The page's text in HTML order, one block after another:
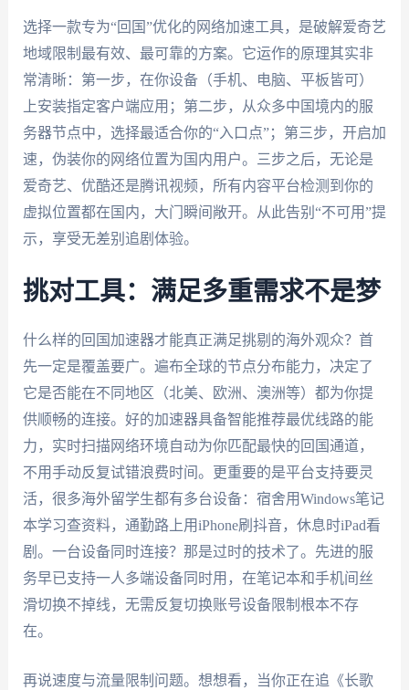
选择一款专为“回国”优化的网络加速工具，是破解爱奇艺
地域限制最有效、最可靠的方案。它运作的原理其实非
常清晰：第一步，在你设备（手机、电脑、平板皆可）
上安装指定客户端应用；第二步，从众多中国境内的服
务器节点中，选择最适合你的“入口点”；第三步，开启加
速，伪装你的网络位置为国内用户。三步之后，无论是
爱奇艺、优酷还是腾讯视频，所有内容平台检测到你的
虚拟位置都在国内，大门瞬间敞开。从此告别“不可用”提
示，享受无差别追剧体验。
挑对工具：满足多重需求不是梦
什么样的回国加速器才能真正满足挑剔的海外观众？首
先一定是覆盖要广。遍布全球的节点分布能力，决定了
它是否能在不同地区（北美、欧洲、澳洲等）都为你提
供顺畅的连接。好的加速器具备智能推荐最优线路的能
力，实时扫描网络环境自动为你匹配最快的回国通道，
不用手动反复试错浪费时间。更重要的是平台支持要灵
活，很多海外留学生都有多台设备：宿舍用Windows笔记
本学习查资料，通勤路上用iPhone刷抖音，休息时iPad看
剧。一台设备同时连接？那是过时的技术了。先进的服
务早已支持一人多端设备同时用，在笔记本和手机间丝
滑切换不掉线，无需反复切换账号设备限制根本不存
在。
再说速度与流量限制问题。想想看，当你正在追《长歌